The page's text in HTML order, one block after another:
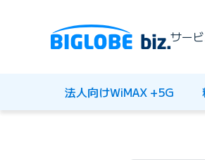
サー
法人向けWiMAX +5G